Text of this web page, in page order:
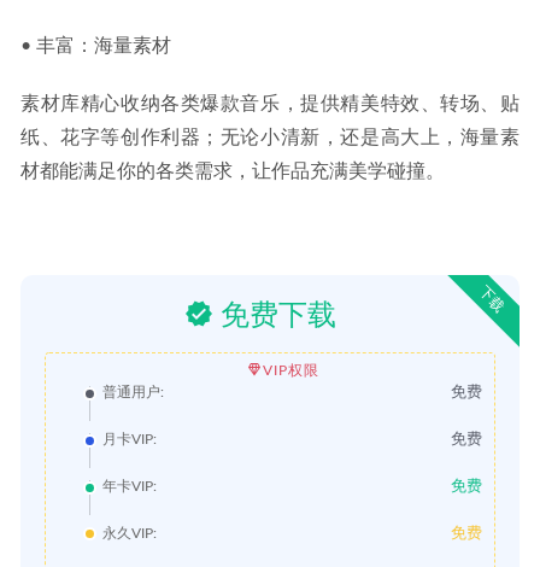
• 丰富：海量素材
素材库精心收纳各类爆款音乐，提供精美特效、转场、贴
纸、花字等创作利器；无论小清新，还是高大上，海量素
材都能满足你的各类需求，让作品充满美学碰撞。
下载
免费下载
VIP权限
普通用户:
免费
月卡VIP: 免费
年卡VIP: 免费
永久VIP: 免费